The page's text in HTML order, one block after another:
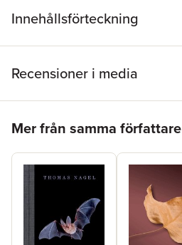
Innehållsförteckning
Recensioner i media
Mer från samma författare